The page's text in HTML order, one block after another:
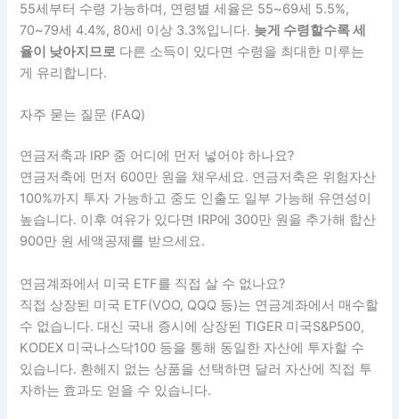
55세부터 수령 가능하며, 연령별 세율은 55~69세 5.5%,
70~79세 4.4%, 80세 이상 3.3%입니다. 늦게 수령할수록 세
율이 낮아지므로 다른 소득이 있다면 수령을 최대한 미루는
게 유리합니다.
자주 묻는 질문 (FAQ)
연금저축과 IRP 중 어디에 먼저 넣어야 하나요?
연금저축에 먼저 600만 원을 채우세요. 연금저축은 위험자산
100%까지 투자 가능하고 중도 인출도 일부 가능해 유연성이
높습니다. 이후 여유가 있다면 IRP에 300만 원을 추가해 합산
900만 원 세액공제를 받으세요.
연금계좌에서 미국 ETF를 직접 살 수 없나요?
직접 상장된 미국 ETF(VOO, QQQ 등)는 연금계좌에서 매수할
수 없습니다. 대신 국내 증시에 상장된 TIGER 미국S&P500,
KODEX 미국나스닥100 등을 통해 동일한 자산에 투자할 수
있습니다. 환헤지 없는 상품을 선택하면 달러 자산에 직접 투
자하는 효과도 얻을 수 있습니다.